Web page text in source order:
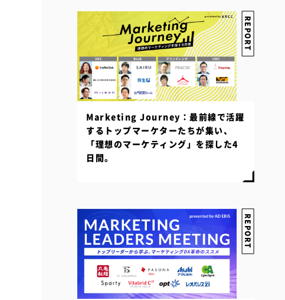
REPORT
REPORT
Marketing Journey：最前線で活躍
するトップマーケターたちが集い、
「理想のマーケティング」を探した4
日間。